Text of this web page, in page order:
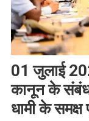
01 जुलाई
कानून के संबंध
धामी के समक्ष